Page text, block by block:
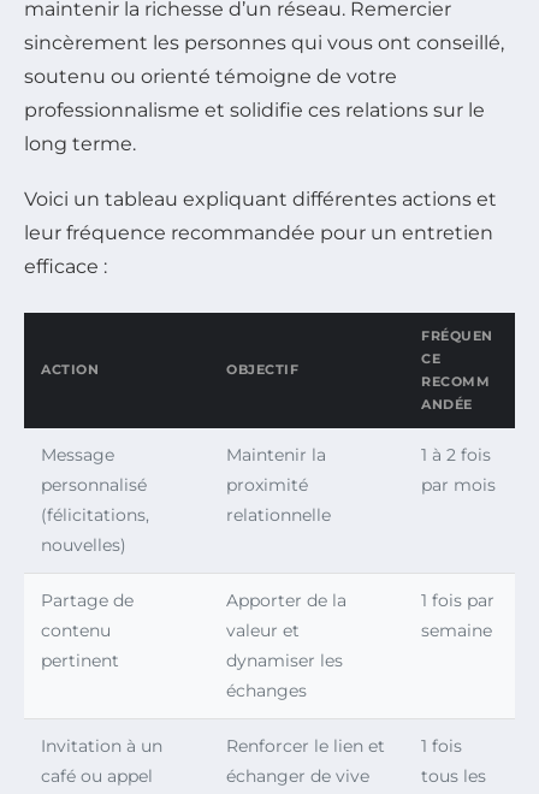
maintenir la richesse d’un réseau. Remercier
sincèrement les personnes qui vous ont conseillé,
soutenu ou orienté témoigne de votre
professionnalisme et solidifie ces relations sur le
long terme.
Voici un tableau expliquant différentes actions et
leur fréquence recommandée pour un entretien
efficace :
ACTION OBJECTIF
FRÉQUEN
CE
RECOMM
ANDÉE
Message
personnalisé
(félicitations,
nouvelles)
Maintenir la
proximité
relationnelle
1 à 2 fois
par mois
Partage de
contenu
pertinent
Apporter de la
valeur et
dynamiser les
échanges
1 fois par
semaine
Invitation à un
café ou appel
Renforcer le lien et
échanger de vive
1 fois
tous les